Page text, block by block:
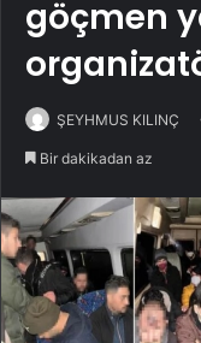
göçmen
ŞEYHMUS KILINÇ
Bir dakikadan az